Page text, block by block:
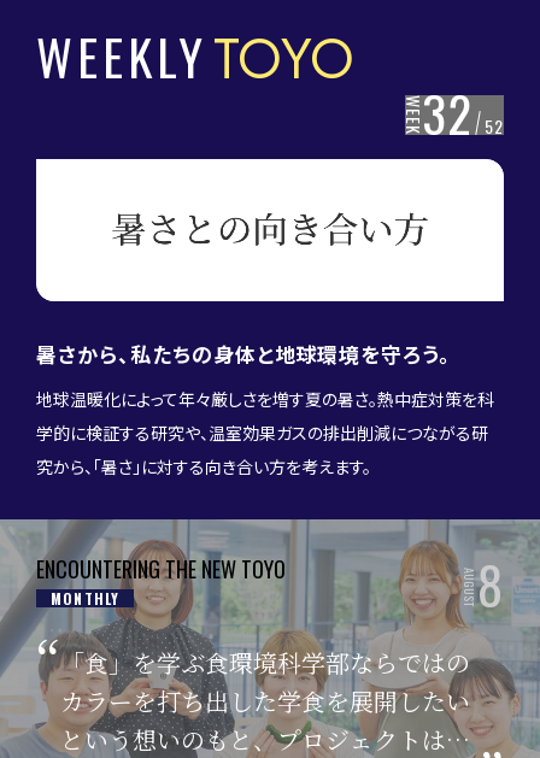
WEEKLYTOYO
WEEK32 52
暑さから、私たちの身体と地球環境を守ろう。
地球温暖化によって年々厳しさを増す夏の暑さ。熱中症対策を科
学的に検証する研究や、温室効果ガスの排出削減につながる研
究から、「暑さ」に対する向き合い方を考えます。
ENCOUNTERING THE NEW TOYO
MONTHLY AUGUST8
「食」を学ぶ食環境科学部ならではの
カラーを打ち出した学食を展開したい
という想いのもと、プロジェクトはス